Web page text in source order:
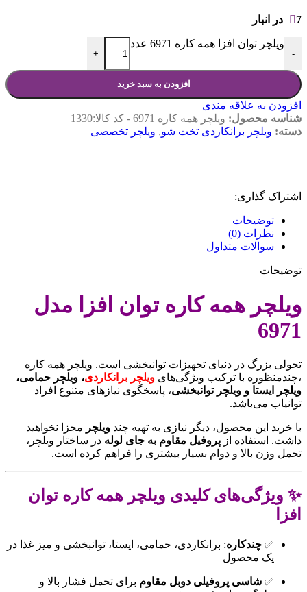
7 در انبار
-
ویلچر توان افزا همه کاره 6971 عدد
+
افزودن به سبد خرید
افزودن به علاقه مندی
شناسه محصول: ویلچر همه کاره 6971 - کد کالا:1330
دسته: ویلچر برانکاردی تخت شو, ویلچر تخصصی
اشتراک گذاری:
توضیحات
نظرات (0)
سوالات متداول
توضیحات
ویلچر همه کاره توان افزا مدل
6971
تحولی بزرگ در دنیای تجهیزات توانبخشی است. ویلچر همه کاره
،چندمنظوره با ترکیب ویژگی‌های ویلچر برانکاردی، ویلچر حمامی،
ویلچر ایستا و ویلچر توانبخشی، پاسخگوی نیازهای متنوع افراد
توانیاب می‌باشد.
با خرید این محصول، دیگر نیازی به تهیه چند ویلچر مجزا نخواهید
داشت. استفاده از پروفیل مقاوم به جای لوله در ساختار ویلچر،
تحمل وزن بالا و دوام بسیار بیشتری را فراهم کرده است.
✨ ویژگی‌های کلیدی ویلچر همه کاره توان
افزا
✅ چندکاره: برانکاردی، حمامی، ایستا، توانبخشی و میز غذا در
یک محصول
✅ شاسی پروفیلی دوبل مقاوم برای تحمل فشار بالا و